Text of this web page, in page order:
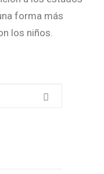
forma más
los niños.